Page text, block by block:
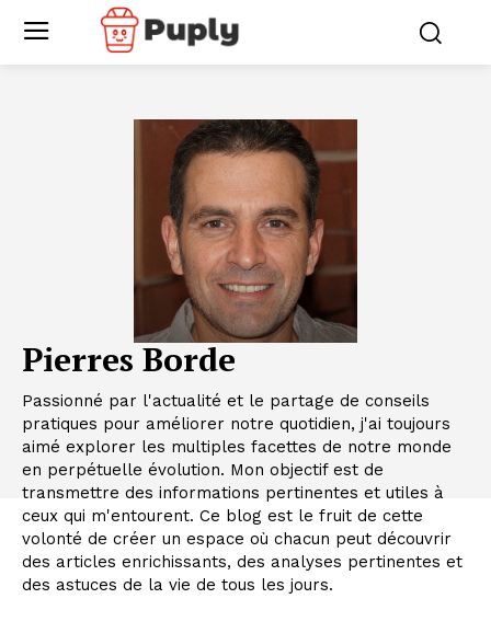
Pierres Borde
Passionné par l'actualité et le partage de conseils
pratiques pour améliorer notre quotidien, j'ai toujours
aimé explorer les multiples facettes de notre monde
en perpétuelle évolution. Mon objectif est de
transmettre des informations pertinentes et utiles à
ceux qui m'entourent. Ce blog est le fruit de cette
volonté de créer un espace où chacun peut découvrir
des articles enrichissants, des analyses pertinentes et
des astuces de la vie de tous les jours.